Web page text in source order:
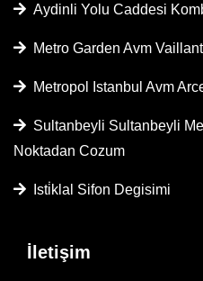
Aydinli Yolu Caddesi
Metro Garden Avm
Metropol Istanbul Avm
Sultanbeyli Sultanbeyli
Noktadan Cozum
Isti̇klal Sifon Degisimi
İletişim